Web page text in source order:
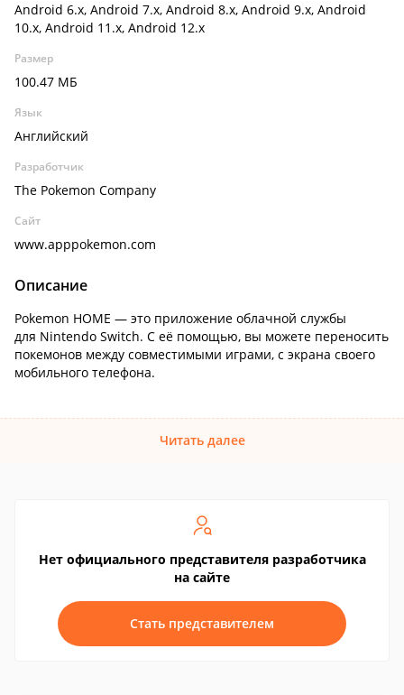
Android 6.x, Android 7.x, Android 8.x, Android 9.x, Android
10.x, Android 11.x, Android 12.x
Размер
100.47 МБ
Язык
Английский
Разработчик
The Pokemon Company
Сайт
www.apppokemon.com
Описание
Pokemon HOME — это приложение облачной службы
для Nintendo Switch. С её помощью, вы можете переносить
покемонов между совместимыми играми, с экрана своего
мобильного телефона.
Читать далее
Нет официального представителя разработчика
на сайте
Стать представителем